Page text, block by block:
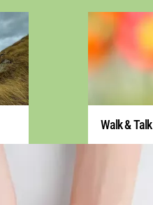
Walk & Talk